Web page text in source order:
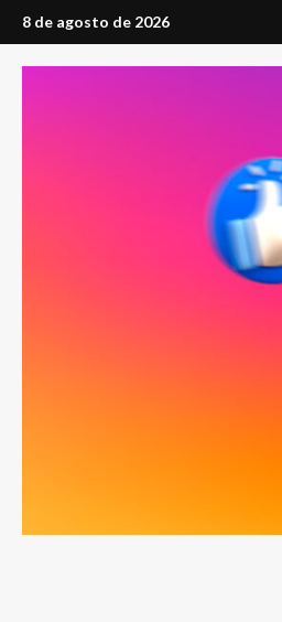
Saltar
al
contenido
8 de agosto de 2026